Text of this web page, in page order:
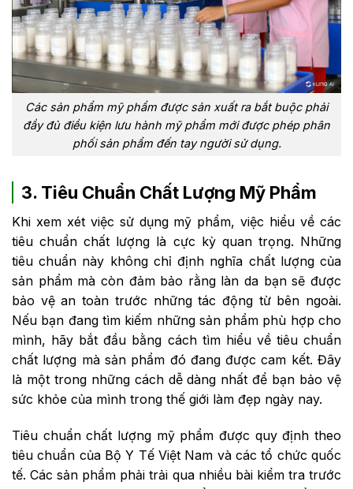
Các sản phẩm mỹ phẩm được sản xuất ra bắt buộc phải
đầy đủ điều kiện lưu hành mỹ phẩm mới được phép phân
phối sản phẩm đến tay người sử dụng.
3. Tiêu Chuẩn Chất Lượng Mỹ Phẩm
Khi xem xét việc sử dụng mỹ phẩm, việc hiểu về các
tiêu chuẩn chất lượng là cực kỳ quan trọng. Những
tiêu chuẩn này không chỉ định nghĩa chất lượng của
sản phẩm mà còn đảm bảo rằng làn da bạn sẽ được
bảo vệ an toàn trước những tác động từ bên ngoài.
Nếu bạn đang tìm kiếm những sản phẩm phù hợp cho
mình, hãy bắt đầu bằng cách tìm hiểu về tiêu chuẩn
chất lượng mà sản phẩm đó đang được cam kết. Đây
là một trong những cách dễ dàng nhất để bạn bảo vệ
sức khỏe của mình trong thế giới làm đẹp ngày nay.
Tiêu chuẩn chất lượng mỹ phẩm được quy định theo
tiêu chuẩn của Bộ Y Tế Việt Nam và các tổ chức quốc
tế. Các sản phẩm phải trải qua nhiều bài kiểm tra trước